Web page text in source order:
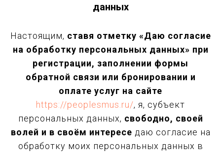
данных
Настоящим, ставя отметку «Даю согласие
на обработку персональных данных» при
регистрации, заполнении формы
обратной связи или бронировании и
оплате услуг на сайте
https://peoplesmus.ru/, я, субъект
персональных данных, свободно, своей
волей и в своём интересе даю согласие на
обработку моих персональных данных в